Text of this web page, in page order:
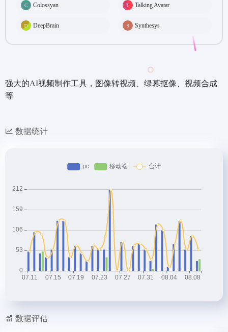
Colossyan Talking Avatar
DeepBrain Synthesys
强大的AI视频制作工具，图像转视频、绿幕抠像、视频合成
等
数据统计
数据评估